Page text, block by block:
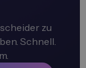
zu
Schnell.